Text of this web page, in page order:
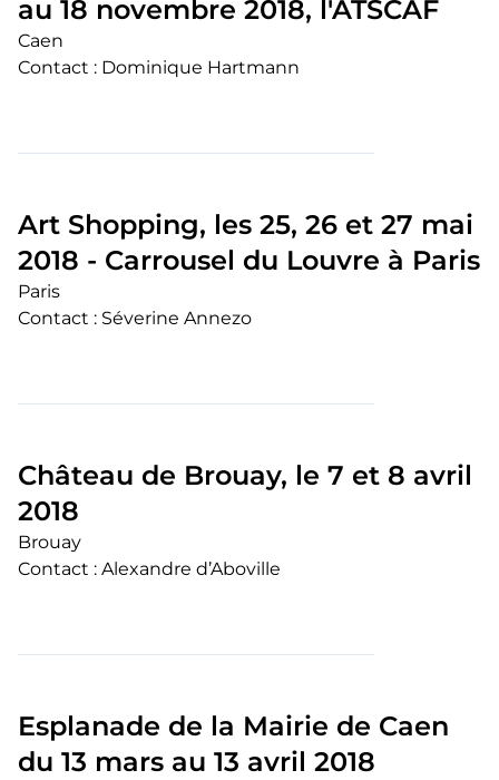
au 18 novembre 2018, l'ATSCAF
Caen
Contact : Dominique Hartmann
Art Shopping, les 25, 26 et 27 mai
2018 - Carrousel du Louvre à Paris
Paris
Contact : Séverine Annezo
Château de Brouay, le 7 et 8 avril
2018
Brouay
Contact : Alexandre d’Aboville
Esplanade de la Mairie de Caen
du 13 mars au 13 avril 2018